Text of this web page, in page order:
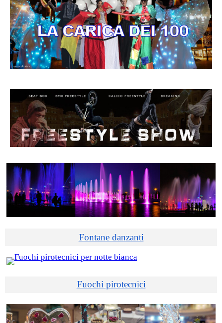
Fontane danzanti
Fuochi pirotecnici